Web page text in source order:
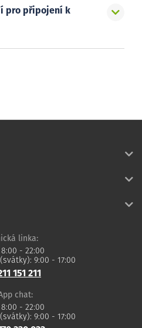
pro připojení k
linka:
8:00 - 22:00
9:00 - 17:00
151 211
chat:
8:00 - 22:00
9:00 - 17:00